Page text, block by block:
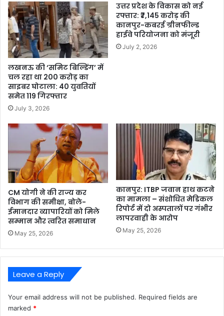
लखनऊ की ‘समिट बिल्डिंग’ में
चल रहा था 200 करोड़ का
साइबर घोटाला: 40 युवतियों
समेत 119 गिरफ्तार
July 3, 2026
उत्तर प्रदेश के विकास को नई
रफ्तार: ₹7,145 करोड़ की
कानपुर-कबरई ग्रीनफील्ड
हाईवे परियोजना को मंजूरी
July 2, 2026
CM योगी ने की राज्य कर
विभाग की समीक्षा, बोले-
ईमानदार व्यापारियों को मिले
सम्मान और त्वरित समाधान
May 25, 2026
कानपुर: ITBP जवान हाथ कटने
का मामला – संशोधित मेडिकल
रिपोर्ट में दो अस्पतालों पर गंभीर
लापरवाही के आरोप
May 25, 2026
Leave a Reply
Your email address will not be published. Required fields are
marked *